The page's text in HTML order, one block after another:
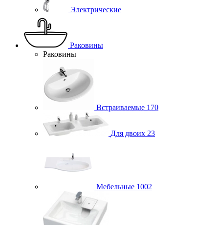
Электрические
Раковины
Раковины
Встраиваемые 170
Для двоих 23
Мебельные 1002